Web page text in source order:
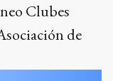
Clubes
de